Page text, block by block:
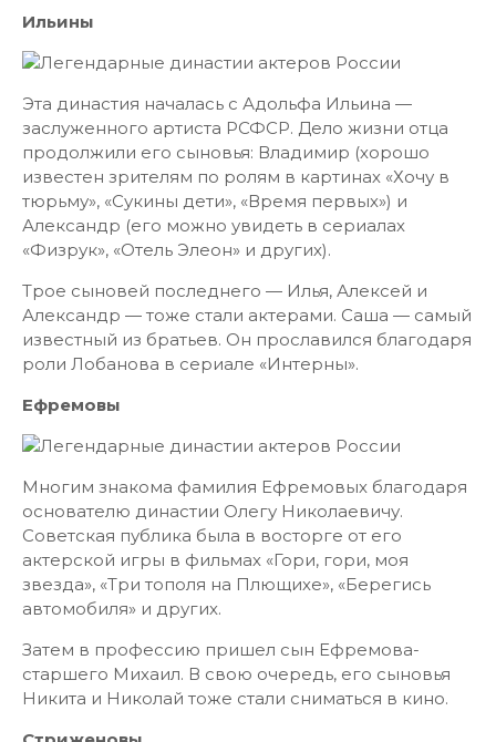
Ильины
Эта династия началась с Адольфа Ильина —
заслуженного артиста РСФСР. Дело жизни отца
продолжили его сыновья: Владимир (хорошо
известен зрителям по ролям в картинах «Хочу в
тюрьму», «Сукины дети», «Время первых») и
Александр (его можно увидеть в сериалах
«Физрук», «Отель Элеон» и других).
Трое сыновей последнего — Илья, Алексей и
Александр — тоже стали актерами. Саша — самый
известный из братьев. Он прославился благодаря
роли Лобанова в сериале «Интерны».
Ефремовы
Многим знакома фамилия Ефремовых благодаря
основателю династии Олегу Николаевичу.
Советская публика была в восторге от его
актерской игры в фильмах «Гори, гори, моя
звезда», «Три тополя на Плющихе», «Берегись
автомобиля» и других.
Затем в профессию пришел сын Ефремова-
старшего Михаил. В свою очередь, его сыновья
Никита и Николай тоже стали сниматься в кино.